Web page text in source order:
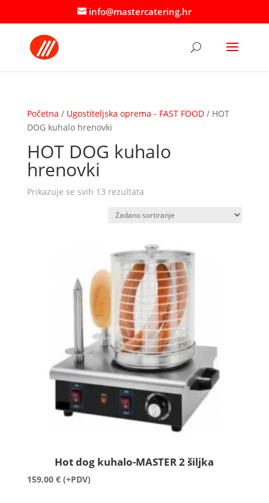
info@mastercatering.hr
Početna / Ugostiteljska oprema - FAST FOOD/ HOT
DOG kuhalo hrenovki
HOT DOG kuhalo
hrenovki
Prikazuje se svih 13 rezultata
Hot dog kuhalo-MASTER 2 šiljka
159,00 € (+PDV)